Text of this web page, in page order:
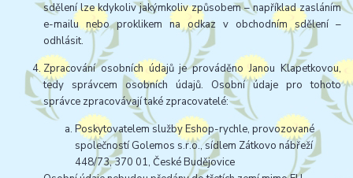
sdělení lze kdykoliv jakýmkoliv způsobem – například zasláním
e-mailu nebo proklikem na odkaz v obchodním sdělení –
odhlásit.
Zpracování osobních údajů je prováděno Janou Klapetkovou,
tedy správcem osobních údajů. Osobní údaje pro tohoto
správce zpracovávají také zpracovatelé:
Poskytovatelem služby Eshop-rychle, provozované
společností Golemos s.r.o., sídlem Zátkovo nábřeží
448/73, 370 01, České Budějovice